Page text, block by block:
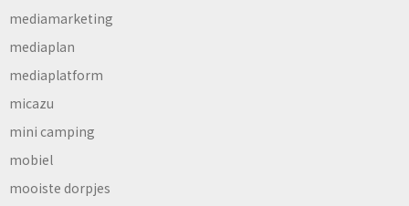
mediamarketing
mediaplan
mediaplatform
micazu
mini camping
mobiel
mooiste dorpjes